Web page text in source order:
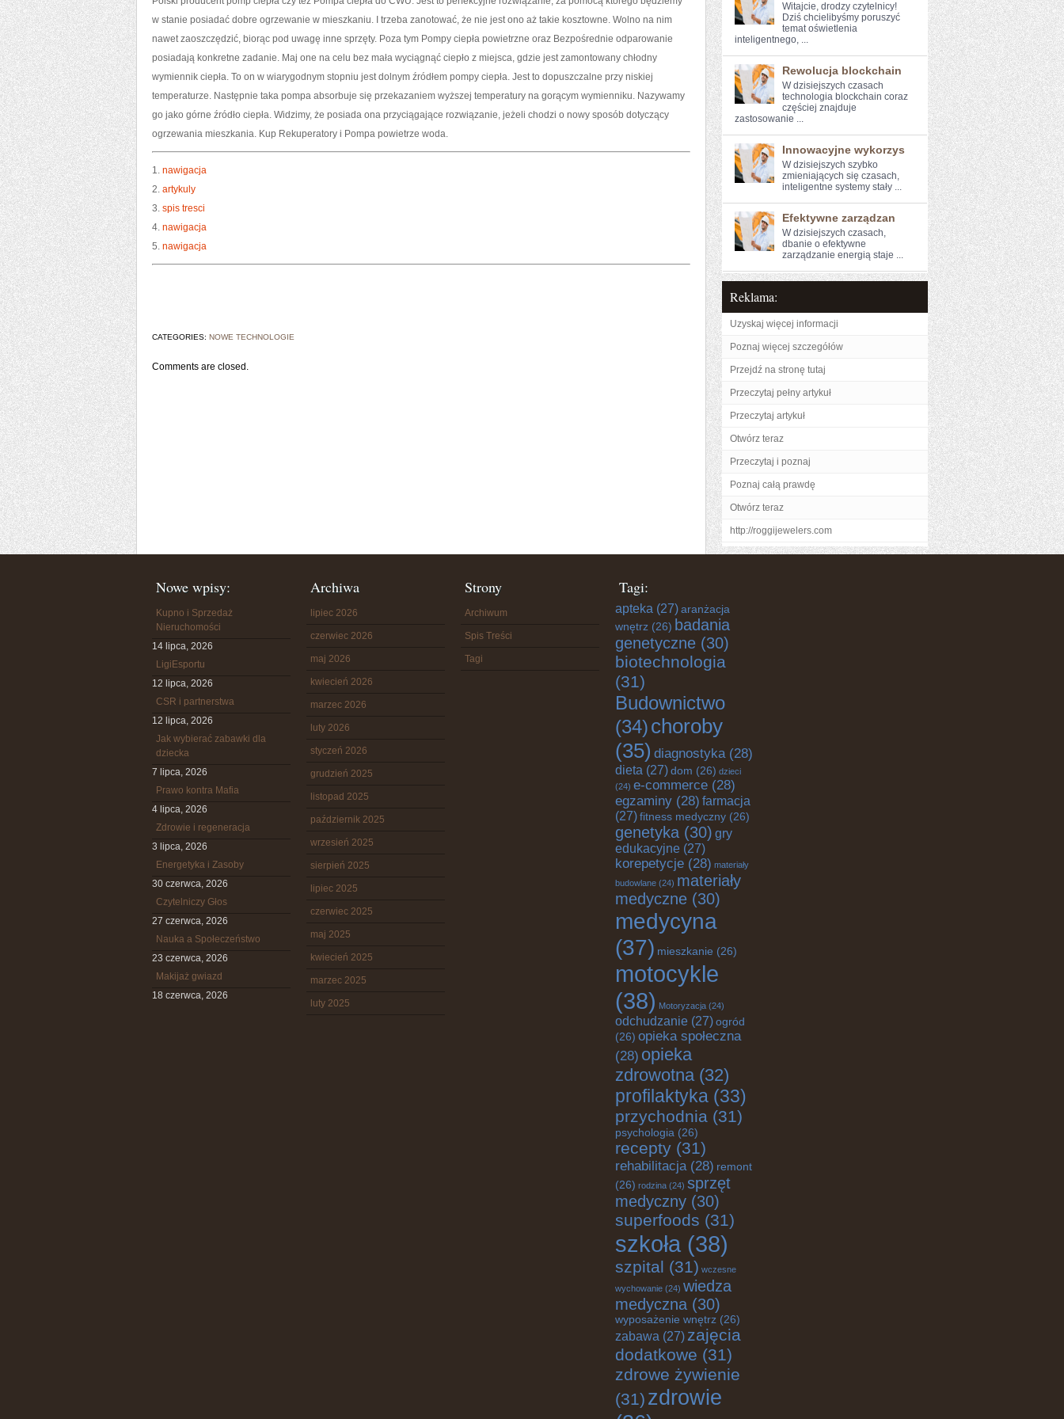
w stanie posiadać dobre ogrzewanie w mieszkaniu. I trzeba zanotować, że nie jest ono aż takie kosztowne. Wolno na nim
nawet zaoszczędzić, biorąc pod uwagę inne sprzęty. Poza tym Pompy ciepła powietrzne oraz Bezpośrednie odparowanie
posiadają konkretne zadanie. Maj one na celu bez mała wyciągnąć ciepło z miejsca, gdzie jest zamontowany chłodny
wymiennik ciepła. To on w wiarygodnym stopniu jest dolnym źródłem pompy ciepła. Jest to dopuszczalne przy niskiej
temperaturze. Następnie taka pompa absorbuje się przekazaniem wyższej temperatury na gorącym wymienniku. Nazywamy
go jako górne źródło ciepła. Widzimy, że posiada ona przyciągające rozwiązanie, jeżeli chodzi o nowy sposób dotyczący
ogrzewania mieszkania. Kup Rekuperatory i Pompa powietrze woda.
1. nawigacja
2. artykuly
3. spis tresci
4. nawigacja
5. nawigacja
CATEGORIES: NOWE TECHNOLOGIE
Comments are closed.
Witajcie,​ drodzy czytelnicy!
Dziś chcielibyśmy poruszyć
temat oświetlenia
inteligentnego, ...
Rewolucja blockchain
W dzisiejszych czasach
technologia blockchain coraz
częściej znajduje
zastosowanie ...
Innowacyjne wykorzys
W⁤ dzisiejszych szybko
⁢zmieniających ⁢się czasach,
inteligentne systemy stały ...
Efektywne zarządzan
W ‍dzisiejszych czasach,
dbanie o efektywne
zarządzanie energią ​staje ...
Reklama:
Uzyskaj więcej informacji
Poznaj więcej szczegółów
Przejdź na stronę tutaj
Przeczytaj pełny artykuł
Przeczytaj artykuł
Otwórz teraz
Przeczytaj i poznaj
Poznaj całą prawdę
Otwórz teraz
http://roggijewelers.com
Nowe wpisy:
Kupno i Sprzedaż
Nieruchomości
14 lipca, 2026
LigiEsportu
12 lipca, 2026
CSR i partnerstwa
12 lipca, 2026
Jak wybierać zabawki dla
dziecka
7 lipca, 2026
Prawo kontra Mafia
4 lipca, 2026
Zdrowie i regeneracja
3 lipca, 2026
Energetyka i Zasoby
30 czerwca, 2026
Czytelniczy Głos
27 czerwca, 2026
Nauka a Społeczeństwo
23 czerwca, 2026
Makijaż gwiazd
18 czerwca, 2026
Archiwa
lipiec 2026
czerwiec 2026
maj 2026
kwiecień 2026
marzec 2026
luty 2026
styczeń 2026
grudzień 2025
listopad 2025
październik 2025
wrzesień 2025
sierpień 2025
lipiec 2025
czerwiec 2025
maj 2025
kwiecień 2025
marzec 2025
luty 2025
Strony
Archiwum
Spis Treści
Tagi
Tagi:
apteka (27) aranżacja
wnętrz (26) badania
genetyczne (30)
biotechnologia
(31)
Budownictwo
(34)choroby
(35) diagnostyka(28)
dieta (27) dom (26) dzieci
(24) e-commerce (28)
egzaminy (28) farmacja
(27) fitness medyczny (26)
genetyka (30) gry
edukacyjne (27)
korepetycje (28) materiały
budowlane (24) materiały
medyczne (30)
medycyna
(37) mieszkanie (26)
motocykle
(38) Motoryzacja (24)
odchudzanie (27) ogród
(26) opieka społeczna
(28) opieka
zdrowotna(32)
profilaktyka (33)
przychodnia (31)
psychologia (26)
recepty (31)
rehabilitacja(28) remont
(26) rodzina (24) sprzęt
medyczny (30)
superfoods (31)
szkoła (38)
szpital (31) wczesne
wychowanie (24) wiedza
medyczna (30)
wyposażenie wnętrz (26)
zabawa (27)zajęcia
dodatkowe (31)
zdrowe żywienie
(31) zdrowie